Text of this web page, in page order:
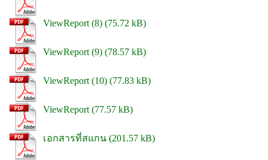
ViewReport (8)
ViewReport (9)
ViewReport (10)
ViewReport
เอกสารที่สแกน